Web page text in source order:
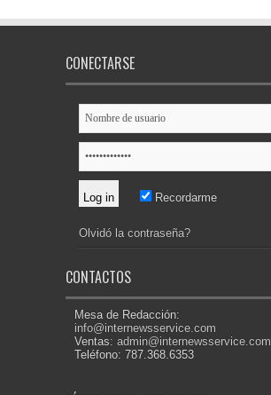
CONECTARSE
Recordarme
Olvidó la contraseña?
CONTACTOS
Mesa de Redacción:
info@internewsservice.com
Ventas: admin@internewsservice.com
Teléfono: 787.368.6353